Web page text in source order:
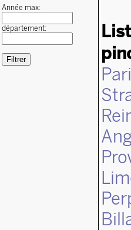
Année max:
département: